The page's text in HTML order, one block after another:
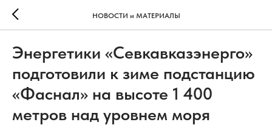
НОВОСТИ и МАТЕРИАЛЫ
Энергетики «Севкавказэнерго»
подготовили к зиме подстанцию
«Фаснал» на высоте 1 400
метров над уровнем моря